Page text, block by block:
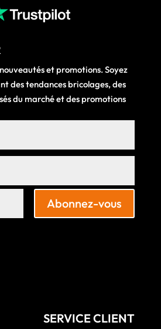
et promotions. Soyez
des tendances bricolages, des
du marché et des promotions
Abonnez-vous
SERVICE CLIENT